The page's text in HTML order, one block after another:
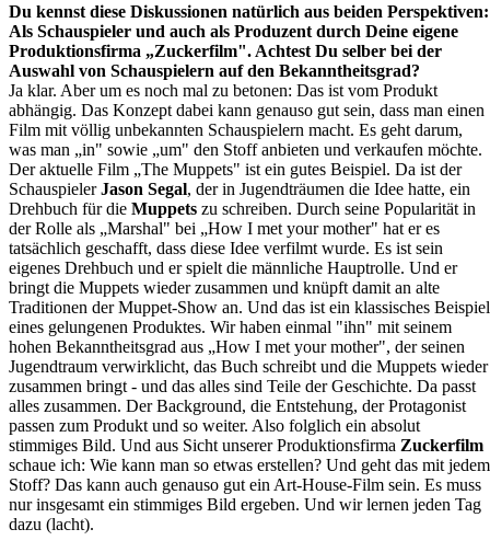
Du kennst diese Diskussionen natürlich aus beiden Perspektiven:
Als Schauspieler und auch als Produzent durch Deine eigene
Produktionsfirma „Zuckerfilm". Achtest Du selber bei der
Auswahl von Schauspielern auf den Bekanntheitsgrad?
Ja klar. Aber um es noch mal zu betonen: Das ist vom Produkt
abhängig. Das Konzept dabei kann genauso gut sein, dass man einen
Film mit völlig unbekannten Schauspielern macht. Es geht darum,
was man „in" sowie „um" den Stoff anbieten und verkaufen möchte.
Der aktuelle Film „The Muppets" ist ein gutes Beispiel. Da ist der
SchauspielerJason Segal, der in Jugendträumen die Idee hatte, ein
Drehbuch für die Muppets zu schreiben. Durch seine Popularität in
der Rolle als „Marshal" bei „How I met your mother" hat er es
tatsächlich geschafft, dass diese Idee verfilmt wurde. Es ist sein
eigenes Drehbuch und er spielt die männliche Hauptrolle. Und er
bringt die Muppets wieder zusammen und knüpft damit an alte
Traditionen der Muppet-Show an. Und das ist ein klassisches Beispiel
eines gelungenen Produktes. Wir haben einmal "ihn" mit seinem
hohen Bekanntheitsgrad aus „How I met your mother", der seinen
Jugendtraum verwirklicht, das Buch schreibt und die Muppets wieder
zusammen bringt - und das alles sind Teile der Geschichte. Da passt
alles zusammen. Der Background, die Entstehung, der Protagonist
passen zum Produkt und so weiter. Also folglich ein absolut
stimmiges Bild. Und aus Sicht unserer Produktionsfirma Zuckerfilm
schaue ich: Wie kann man so etwas erstellen? Und geht das mit jedem
Stoff? Das kann auch genauso gut ein Art-House-Film sein. Es muss
nur insgesamt ein stimmiges Bild ergeben. Und wir lernen jeden Tag
dazu (lacht).